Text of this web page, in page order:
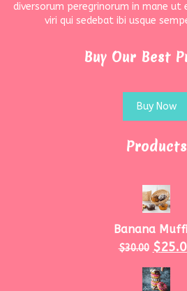
diversorum peregrinorum in mane
viri qui sedebat ibi usque
Buy Our Best
Buy Now
Products
Banana
$30.00 $